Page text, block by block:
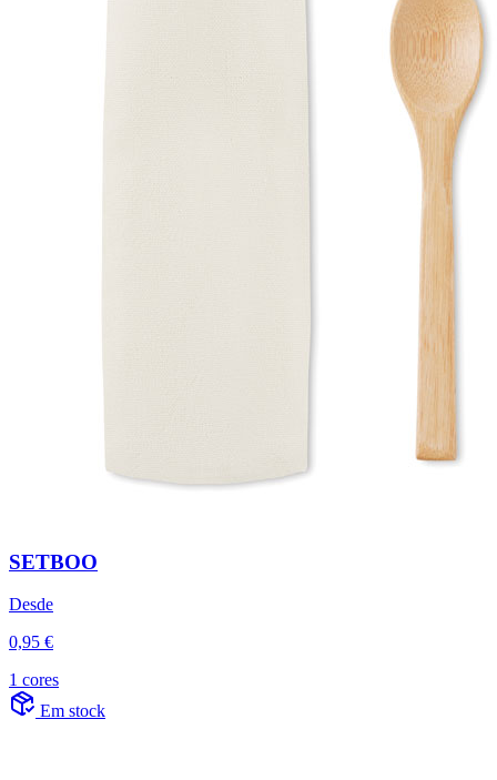
SETBOO
Desde
0,95 €
1 cores
Em stock